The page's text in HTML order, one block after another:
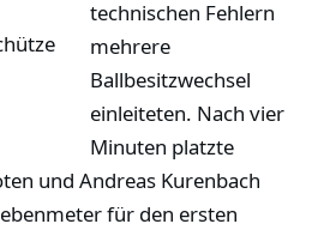
technischen Fehlern
mehrere
Ballbesitzwechsel
einleiteten. Nach vier
Minuten platzte
und Andreas Kurenbach
für den ersten